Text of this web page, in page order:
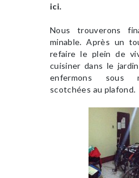
ici.
Nous trouverons
minable. Après un
refaire le plein de
cuisiner dans le
enfermons sous
scotchées au plafond.